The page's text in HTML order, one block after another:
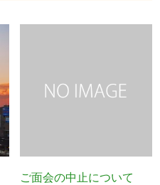
ご面会の中止について